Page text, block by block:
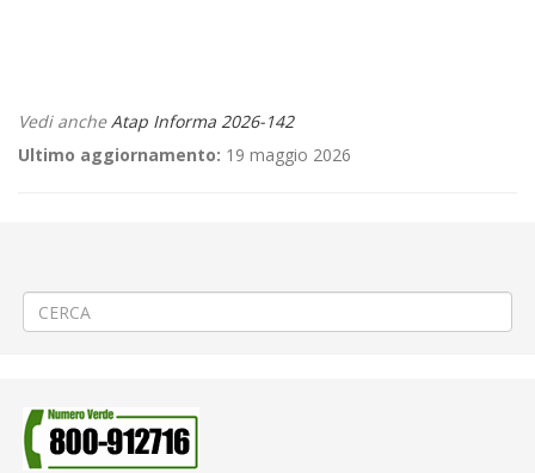
Vedi ancheAtap Informa 2026-142
Ultimo aggiornamento: 19 maggio 2026